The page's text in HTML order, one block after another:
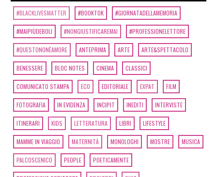
Gloria Donati: pagina 69
Novembre 2019
[20]La Terra canta in Do, di
Maurizio Agostini: pagina 69
Ottobre 2019
[11]I mitici anni ottanta,
antologia a cura di Emma
Fenu: la pagina 69
#BLACKLIVESMATTER #BOOKTOK #GIORNATADELLAMEMORIA
#MAIPIÙDEBOLI #NONGIUSTIFICAREMAI #PROFESSIONELETTORE
#QUESTONONÈAMORE ANTEPRIMA ARTE ARTE&SPETTACOLO
BENESSERE BLOC NOTES CINEMA CLASSICI
COMUNICATO STAMPA ECO EDITORIALE EXPAT FILM
FOTOGRAFIA IN EVIDENZA INCIPIT INEDITI INTERVISTE
ITINERARI KIDS LETTERATURA LIBRI LIFESTYLE
MAMME IN VIAGGIO MATERNITÀ MONOLOGHI MOSTRE MUSICA
PALCOSCENICO PEOPLE POETICAMENTE